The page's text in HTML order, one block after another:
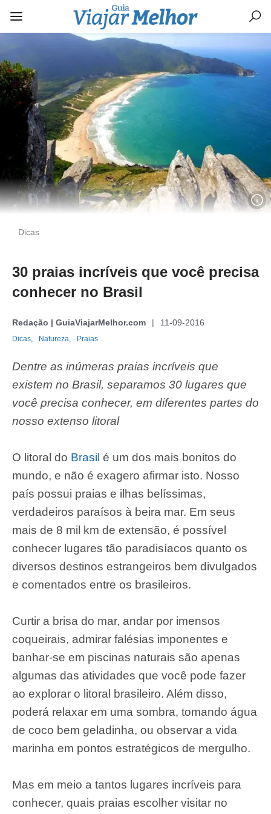
Dicas
30 praias incríveis que você precisa
conhecer no Brasil
Redação | GuiaViajarMelhor.com 11-09-2016
Dicas, Natureza, Praias
Dentre as inúmeras praias incríveis que
existem no Brasil, separamos 30 lugares que
você precisa conhecer, em diferentes partes do
nosso extenso litoral
O litoral do Brasil é um dos mais bonitos do
mundo, e não é exagero afirmar isto. Nosso
país possui praias e ilhas belíssimas,
verdadeiros paraísos à beira mar. Em seus
mais de 8 mil km de extensão, é possível
conhecer lugares tão paradisíacos quanto os
diversos destinos estrangeiros bem divulgados
e comentados entre os brasileiros.
Curtir a brisa do mar, andar por imensos
coqueirais, admirar falésias imponentes e
banhar-se em piscinas naturais são apenas
algumas das atividades que você pode fazer
ao explorar o litoral brasileiro. Além disso,
poderá relaxar em uma sombra, tomando água
de coco bem geladinha, ou observar a vida
marinha em pontos estratégicos de mergulho.
Mas em meio a tantos lugares incríveis para
conhecer, quais praias escolher visitar no